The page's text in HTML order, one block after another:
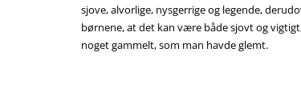
sjove, alvorlige, nysgerrige og legende,
børnene, at det kan være både sjovt og
noget gammelt, som man havde glemt.